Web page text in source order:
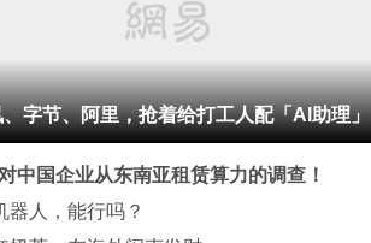
字节、阿里，抢着给打工人配「AI助理」
中国企业从东南亚租赁算力的调查！
器人，能行吗？